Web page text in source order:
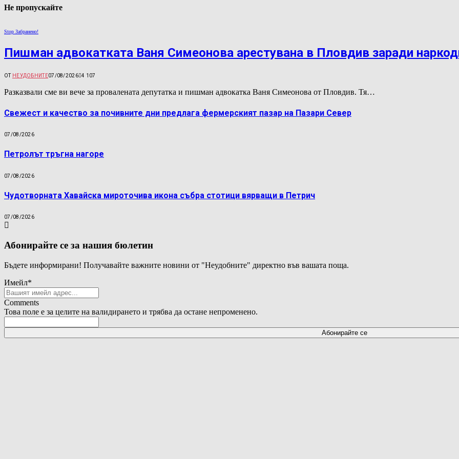
Не пропускайте
Stop Забранено!
Пишман адвокатката Ваня Симеонова арестувана в Пловдив заради
ОТ НЕУДОБНИТЕ07/08/2026 4 107
Разказвали сме ви вече за провалената депутатка и пишман адвокатка Ваня Симеонова от Пловдив. Тя…
Свежест и качество за почивните дни предлага фермерският пазар на Пазари Север
07/08/2026
Петролът тръгна нагоре
07/08/2026
Чудотворната Хавайска мироточива икона събра стотици вярващи в Петрич
07/08/2026
Абонирайте се за нашия бюлетин
Бъдете информирани! Получавайте важните новини от "Неудобните" директно във вашата поща.
Имейл*
Comments
Това поле е за целите на валидирането и трябва да остане непроменено.